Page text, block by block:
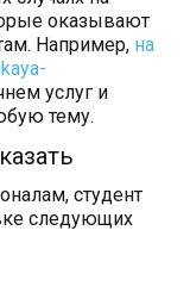
оказывают
Например, на
услуг и
тему.
студент
следующих